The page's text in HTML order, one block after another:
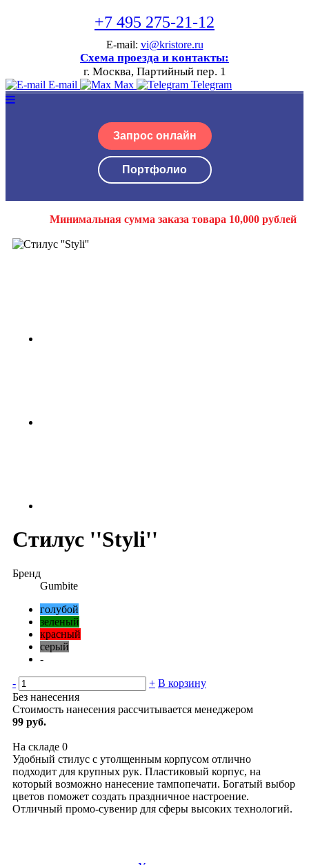
+7 495 275-21-12
E-mail: vi@kristore.ru
Схема проезда и контакты:
г. Москва, Партийный пер. 1
E-mail Max Telegram
Запрос онлайн
Портфолио
Минимальная сумма заказа товара 10,000 рублей
Стилус ''Styli''
Бренд
Gumbite
голубой
зеленый
красный
серый
-
- + В корзину
Без нанесения
Стоимость нанесения рассчитывается менеджером
99 руб.
На складе 0
Удобный стилус с утолщенным корпусом отлично
подходит для крупных рук. Пластиковый корпус, на
который возможно нанесение тампопечати. Богатый выбор
цветов поможет создать праздничное настроение.
Отличный промо-сувенир для сферы высоких технологий.